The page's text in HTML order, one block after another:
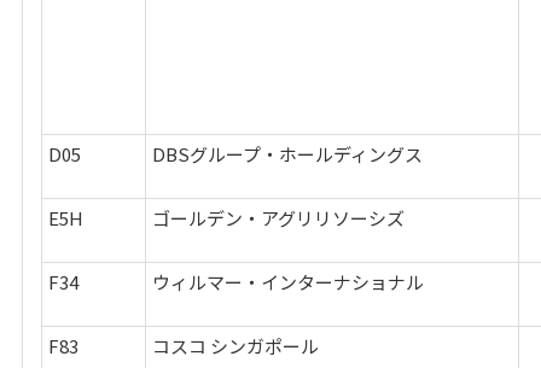
D05 DBSグループ・ホールディングス
E5H ゴールデン・アグリリソーシズ
F34 ウィルマー・インターナショナル
F83 コスコ シンガポール